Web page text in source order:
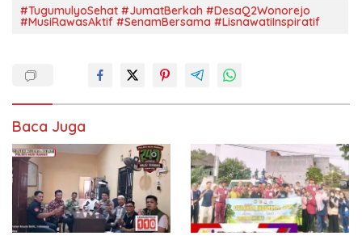
#TugumulyoSehat #JumatBerkah #DesaQ2Wonorejo
#MusiRawasAktif #SenamBersama #LisnawatiInspiratif
Baca Juga